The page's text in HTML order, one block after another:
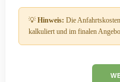
💡Hinweis: Die
kalkuliert und im finalen